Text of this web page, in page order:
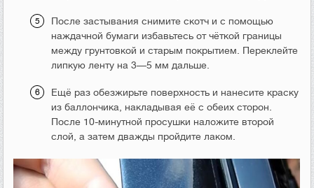
После застывания снимите скотч и с помощью
наждачной бумаги избавьтесь от чёткой границы
между грунтовкой и старым покрытием. Переклейте
липкую ленту на 3—5 мм дальше.
Ещё раз обезжирьте поверхность и нанесите краску
из баллончика, накладывая её с обеих сторон.
После 10-минутной просушки наложите второй
слой, а затем дважды пройдите лаком.